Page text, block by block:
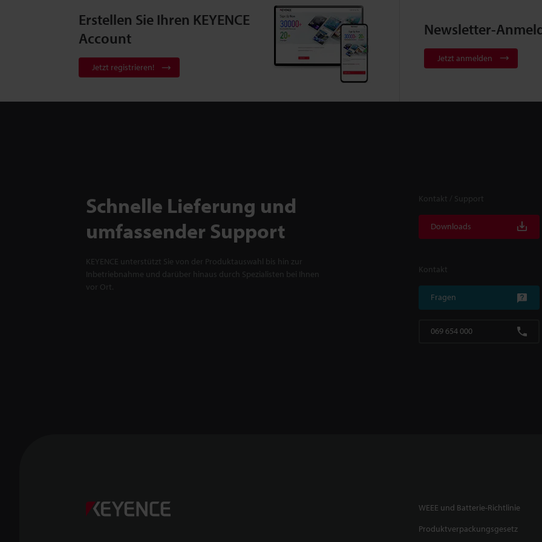
Erstellen Sie Ihren KEYENCE
Account
Jetzt registrieren!
Newsletter-
Jetzt anmelden
Schnelle Lieferung und
umfassender Support
KEYENCE unterstützt Sie von der Produktauswahl bis hin zur
Inbetriebnahme und darüber hinaus durch Spezialisten bei Ihnen
vor Ort.
Kontakt / Support
Downloads
Kontakt
Fragen
069 654 000
WEEE und Batterie-Richtlinie
Produktverpackungsgesetz